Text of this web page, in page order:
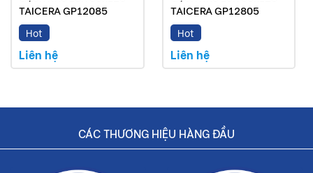
TAICERA GP12085
Hot
Liên hệ
TAICERA GP12805
Hot
Liên hệ
CÁC THƯƠNG HIỆU HÀNG ĐẦU